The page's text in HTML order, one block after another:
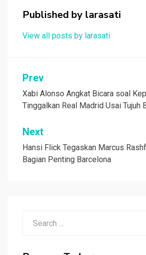
o
k
p
p
Published by larasati
View all posts by larasati
Navigasi
pos
Prev
Xabi Alonso Angkat Bicara soal
Tinggalkan Real Madrid Usai Tujuh
Next
Hansi Flick Tegaskan Marcus
Bagian Penting Barcelona